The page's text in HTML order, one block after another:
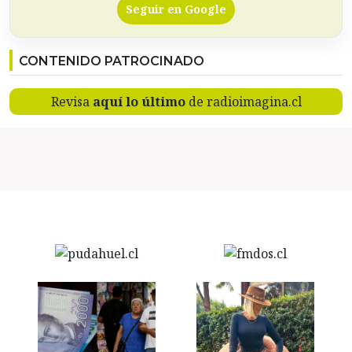
Seguir en Google
CONTENIDO PATROCINADO
Revisa aquí lo últimode radioimagina.cl